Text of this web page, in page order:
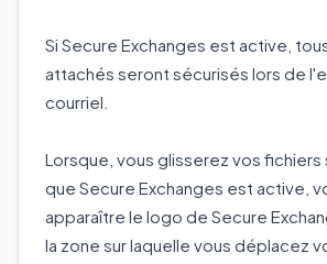
Si Secure Exchanges est active,
attachés seront sécurisés lors de
courriel.
Lorsque, vous glisserez vos fichiers
que Secure Exchanges est active,
apparaître le logo de Secure
la zone sur laquelle vous déplacez